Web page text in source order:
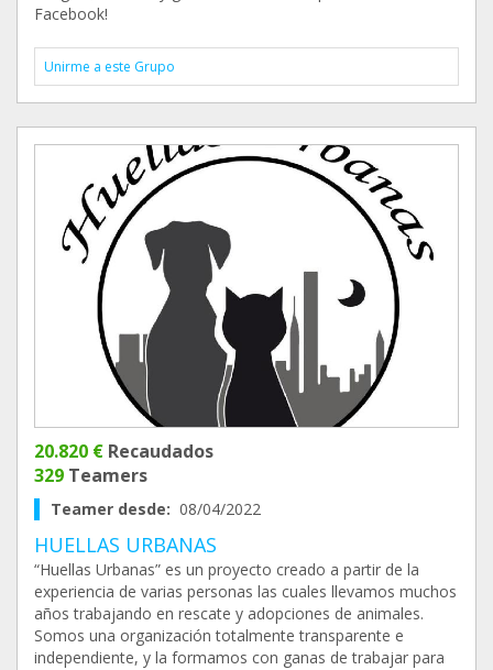
Facebook!
Unirme a este Grupo
20.820 € Recaudados
329 Teamers
Teamer desde: 08/04/2022
HUELLAS URBANAS
“Huellas Urbanas” es un proyecto creado a partir de la
experiencia de varias personas las cuales llevamos muchos
años trabajando en rescate y adopciones de animales.
Somos una organización totalmente transparente e
independiente, y la formamos con ganas de trabajar para